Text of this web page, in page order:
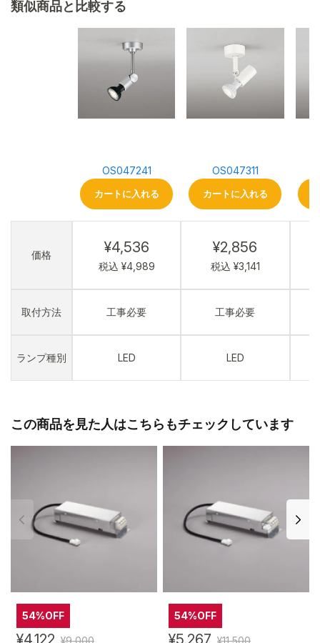
類似商品と比較する
価格
取付方法
ランプ種別
OS047241
カートに入れる
¥4,536
税込 ¥4,989
工事必要
LED
OS047311
カートに入れる
¥2,856
税込 ¥3,141
工事必要
LED
この商品を見た人はこちらもチェックしています
54%OFF 54%OFF